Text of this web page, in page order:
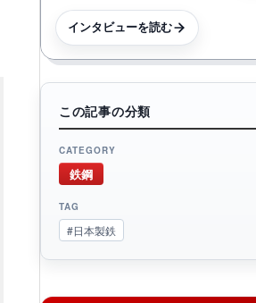
インタビューを読む
この記事の分類
CATEGORY
鉄鋼
TAG
#日本製鉄